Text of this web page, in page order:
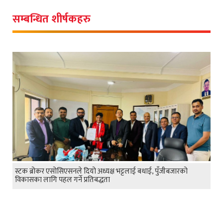
सम्बन्धित शीर्षकहरु
स्टक ब्रोकर एसोसिएसनले दियो अध्यक्ष भट्टलाई बधाई, पुँजीबजारको
विकासका लागि पहल गर्ने प्रतिबद्धता